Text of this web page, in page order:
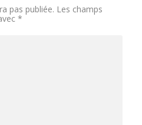
pas publiée. Les champs
*